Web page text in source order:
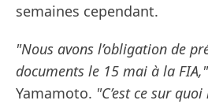
semaines cependant.
"Nous avons l’obligation de
documents le 15 mai à la FIA,"
Yamamoto. "C’est ce sur